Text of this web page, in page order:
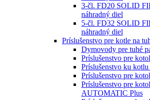
3-čl. FD20 SOLID
náhradný diel
5-čl. FD32 SOLID
náhradný diel
Príslušenstvo pre kotle na
Dymovody pre tuhé
Príslušenstvo pre
Príslušenstvo ku
Príslušenstvo pre
Príslušenstvo pre
AUTOMATIC Plus